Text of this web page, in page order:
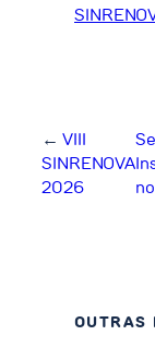
← VIII
SINRENOVA
2026
OUTRAS